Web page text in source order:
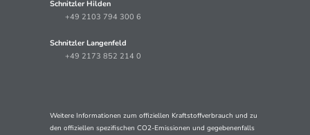
Schnitzler Hilden
+49 2103 794 300 6
Schnitzler Langenfeld
+49 2173 852 214 0
Weitere Informationen zum offiziellen Kraftstoffverbrauch und zu
den offiziellen spezifischen CO2-Emissionen und gegebenenfalls